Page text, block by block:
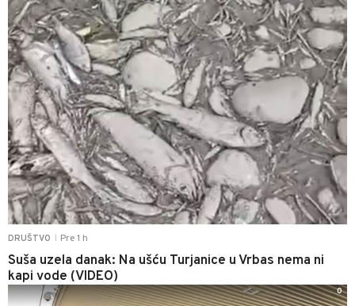
DRUŠTVO Pre 1 h
Suša uzela danak: Na ušću Turjanice u Vrbas nema ni
kapi vode (VIDEO)
0